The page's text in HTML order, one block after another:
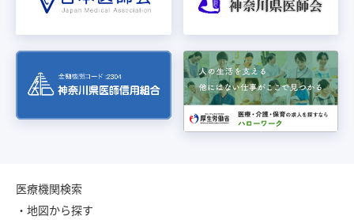
医療機関検索
・地図から探す